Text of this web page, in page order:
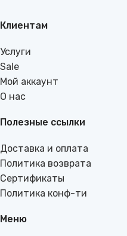
Клиентам
Услуги
Sale
Мой аккаунт
О нас
Полезные ссылки
Доставка и оплата
Политика возврата
Сертификаты
Политика конф-ти
Меню